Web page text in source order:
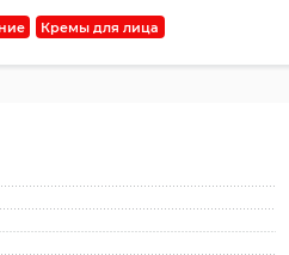
Кремы для лица